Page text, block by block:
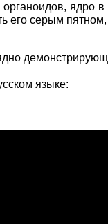
ядро в
его серым
языке: